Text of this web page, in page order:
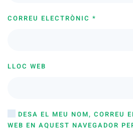
CORREU ELECTRÒNIC *
LLOC WEB
DESA EL MEU NOM, CORREU
WEB EN AQUEST NAVEGADOR